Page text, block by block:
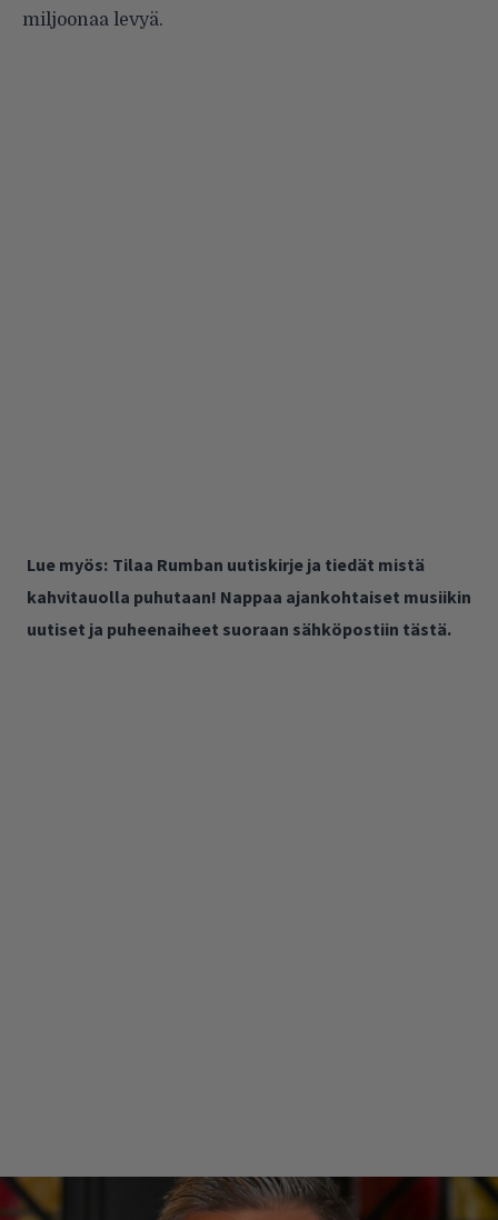
miljoonaa levyä.
Lue myös: Tilaa Rumban uutiskirje ja tiedät mistä
kahvitauolla puhutaan! Nappaa ajankohtaiset musiikin
uutiset ja puheenaiheet suoraan sähköpostiin tästä.